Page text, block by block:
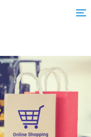
after the opening tag: